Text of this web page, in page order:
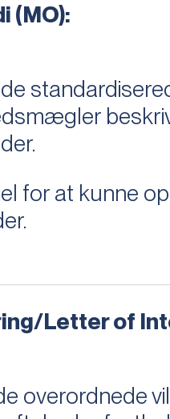
(MO):
for at kunne
Letter of
overordnede